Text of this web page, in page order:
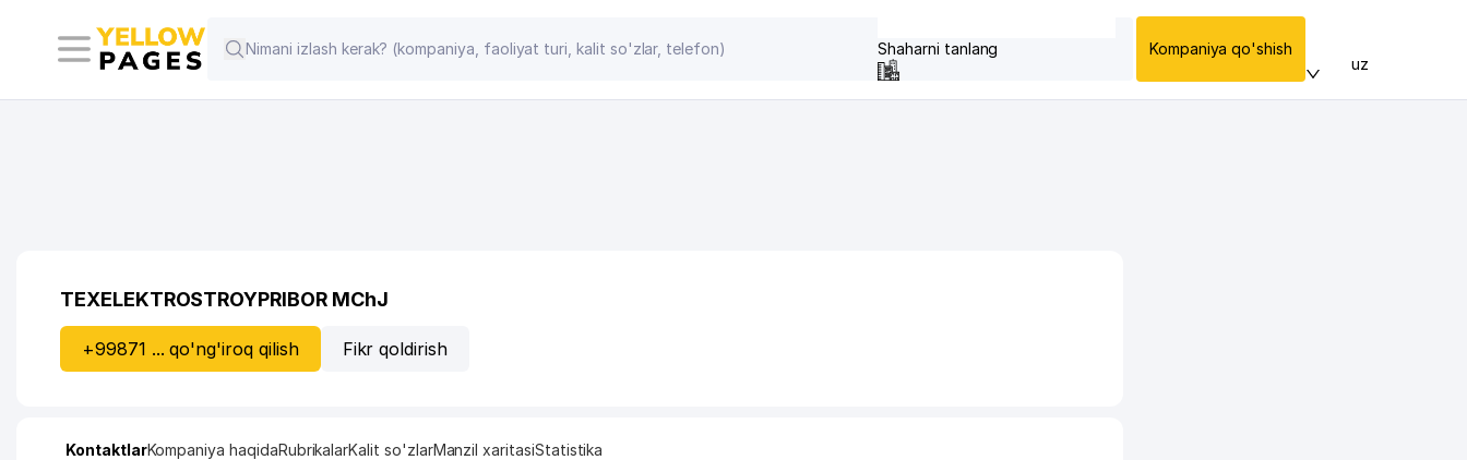
Shaharni tanlang Kompaniya qo'shish
uz
TEXELEKTROSTROYPRIBOR MChJ
+99871 ... qo'ng'iroq qilish Fikr qoldirish
KontaktlarKompaniya haqidaRubrikalarKalit so'zlarManzil xaritasiStatistika